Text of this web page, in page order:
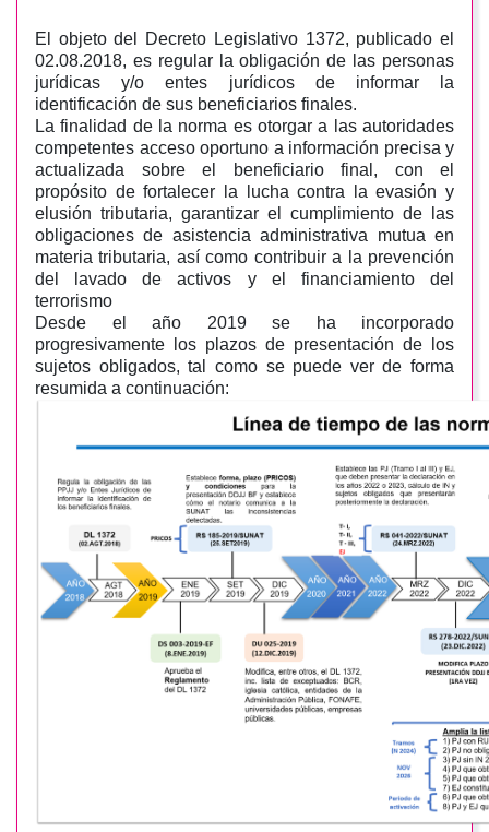
El objeto del Decreto Legislativo 1372, publicado el
02.08.2018, es regular la obligación de las personas
jurídicas y/o entes jurídicos de informar la
identificación de sus beneficiarios finales.
La finalidad de la norma es otorgar a las autoridades
competentes acceso oportuno a información precisa y
actualizada sobre el beneficiario final, con el
propósito de fortalecer la lucha contra la evasión y
elusión tributaria, garantizar el cumplimiento de las
obligaciones de asistencia administrativa mutua en
materia tributaria, así como contribuir a la prevención
del lavado de activos y el financiamiento del
terrorismo
Desde el año 2019 se ha incorporado
progresivamente los plazos de presentación de los
sujetos obligados, tal como se puede ver de forma
resumida a continuación: